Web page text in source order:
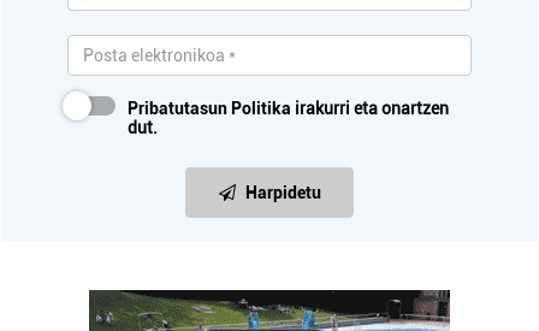
Pribatutasun Politika irakurri eta onartzen
dut.
Harpidetu